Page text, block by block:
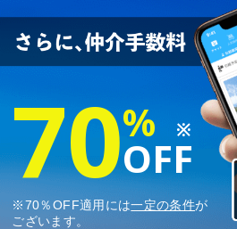
70%
OFF
※
※70％OFF適用には一定の条件が
ございます。